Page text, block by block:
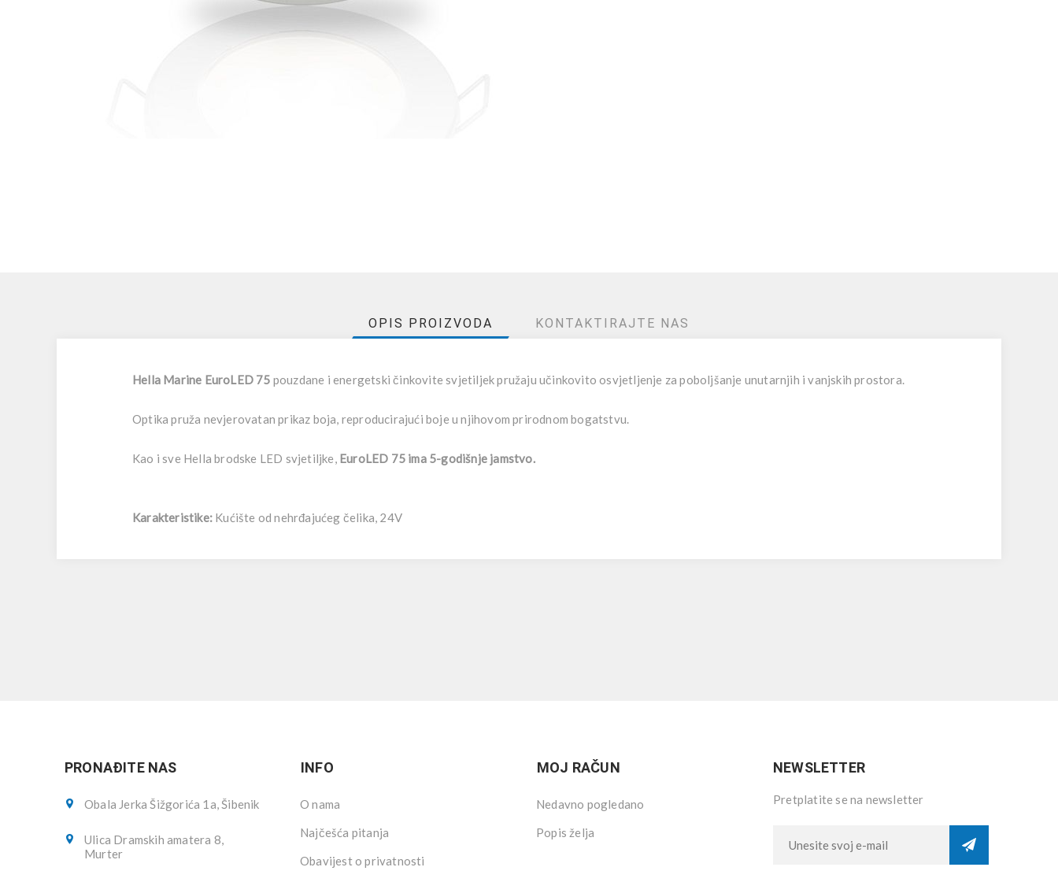
OPIS PROIZVODA KONTAKTIRAJTE NAS
Hella Marine EuroLED 75 pouzdane i energetski činkovite svjetiljek pružaju učinkovito osvjetljenje za poboljšanje unutarnjih i vanjskih prostora.
Optika pruža nevjerovatan prikaz boja, reproducirajući boje u njihovom prirodnom bogatstvu.
Kao i sve Hella brodske LED svjetiljke, EuroLED 75 ima 5-godišnje jamstvo.
Karakteristike: Kućište od nehrđajućeg čelika, 24V
PRONAĐITE NAS
Obala Jerka Šižgorića 1a, Šibenik
Ulica Dramskih amatera 8,
Murter
INFO
O nama
Najčešća pitanja
Obavijest o privatnosti
MOJ RAČUN
Nedavno pogledano
Popis želja
NEWSLETTER
Pretplatite se na newsletter